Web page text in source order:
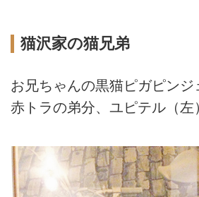
猫沢家の猫兄弟
お兄ちゃんの黒猫ピガピンジ
赤トラの弟分、ユピテル（左